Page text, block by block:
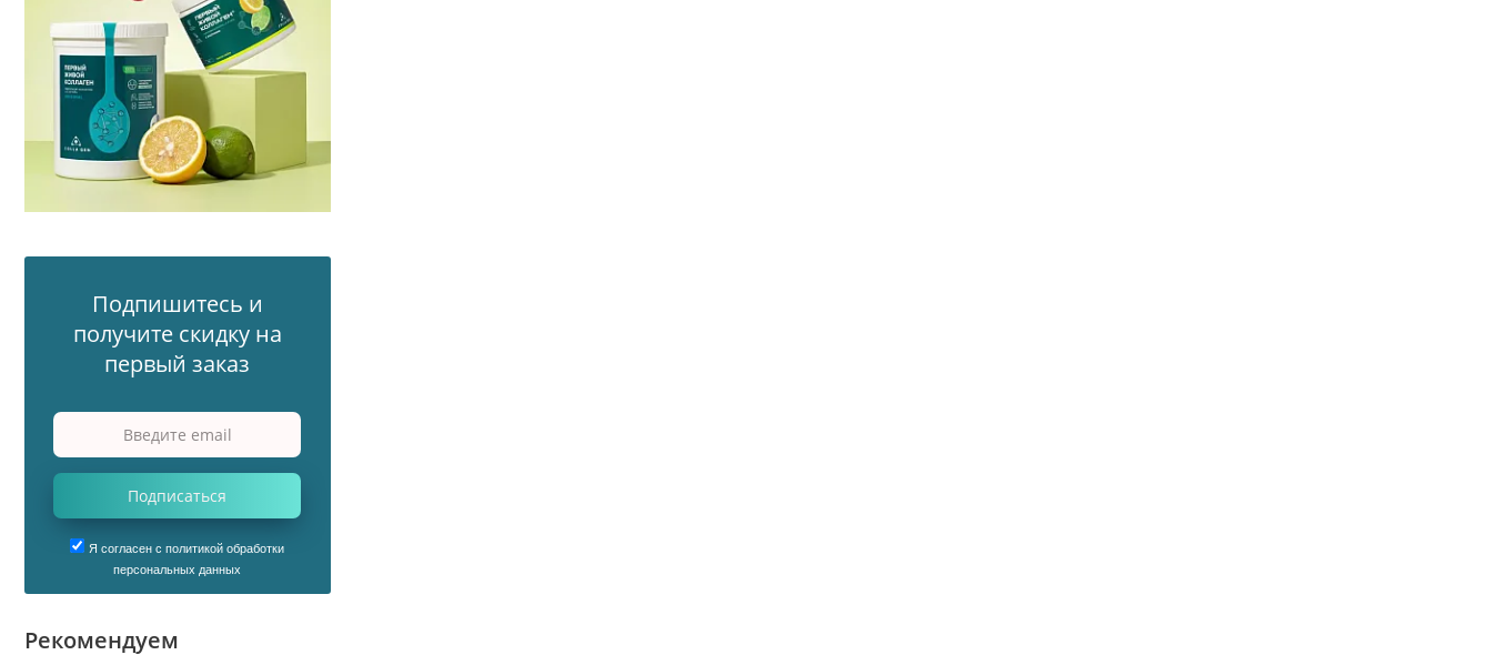
Подпишитесь и
получите скидку на
первый заказ
Подписаться
Я согласен с политикой обработки
персональных данных
Рекомендуем